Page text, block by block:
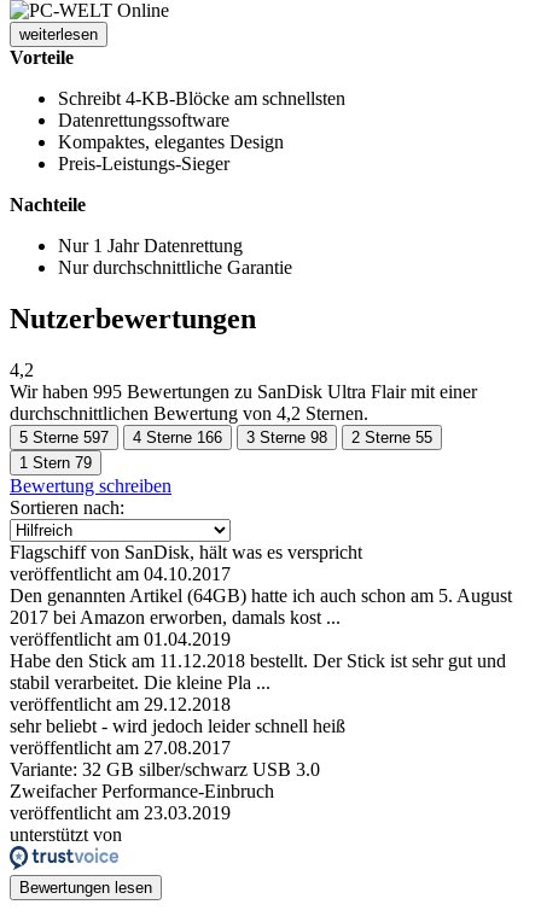
weiterlesen
Vorteile
Schreibt 4-KB-Blöcke am schnellsten
Datenrettungssoftware
Kompaktes, elegantes Design
Preis-Leistungs-Sieger
Nachteile
Nur 1 Jahr Datenrettung
Nur durchschnittliche Garantie
Nutzerbewertungen
4,2
Wir haben 995 Bewertungen zu SanDisk Ultra Flair mit einer
durchschnittlichen Bewertung von 4,2 Sternen.
5 Sterne 597 4 Sterne 166 3 Sterne 98 2 Sterne 55
1 Stern 79
Bewertung schreiben
Sortieren nach:
Flagschiff von SanDisk, hält was es verspricht
veröffentlicht am 04.10.2017
Den genannten Artikel (64GB) hatte ich auch schon am 5. August
2017 bei Amazon erworben, damals kost ...
veröffentlicht am 01.04.2019
Habe den Stick am 11.12.2018 bestellt. Der Stick ist sehr gut und
stabil verarbeitet. Die kleine Pla ...
veröffentlicht am 29.12.2018
sehr beliebt - wird jedoch leider schnell heiß
veröffentlicht am 27.08.2017
Variante: 32 GB silber/schwarz USB 3.0
Zweifacher Performance-Einbruch
veröffentlicht am 23.03.2019
unterstützt von
Bewertungen lesen